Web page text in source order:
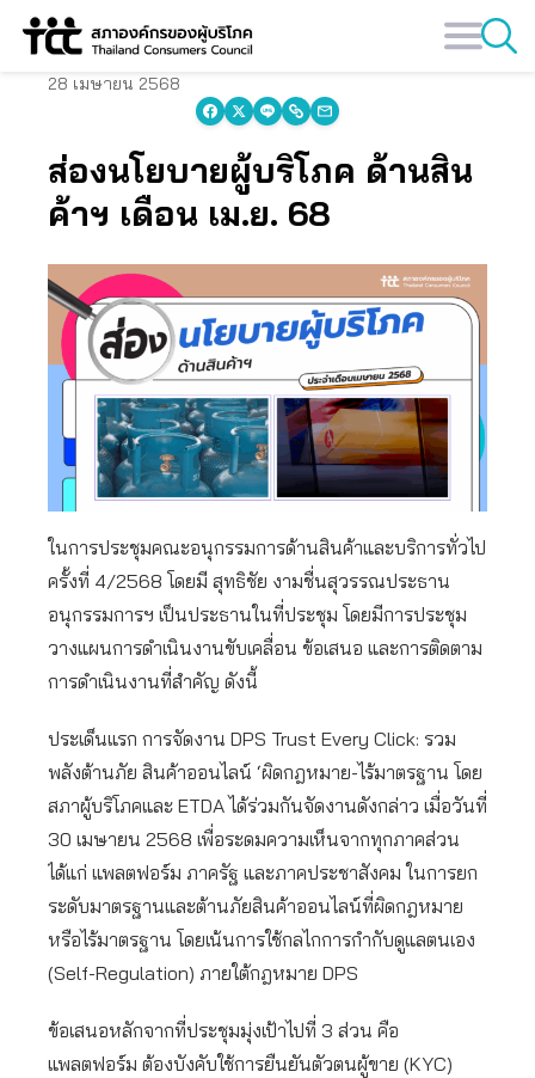
Skip
28 เมษายน 2568
ส่องนโยบายผู้บริโภค ด้านสิน
ค้าฯ เดือน เม.ย. 68
ในการประชุมคณะอนุกรรมการด้านสินค้าและบริการทั่วไป
ครั้งที่ 4/2568 โดยมี สุทธิชัย งามชื่นสุวรรณประธาน
อนุกรรมการฯ เป็นประธานในที่ประชุม โดยมีการประชุม
วางแผนการดำเนินงานขับเคลื่อน ข้อเสนอ และการติดตาม
การดำเนินงานที่สำคัญ ดังนี้
ประเด็นแรก การจัดงาน DPS Trust Every Click: รวม
พลังต้านภัย สินค้าออนไลน์ ‘ผิดกฎหมาย-ไร้มาตรฐาน โดย
สภาผู้บริโภคและ ETDA ได้ร่วมกันจัดงานดังกล่าว เมื่อวันที่
30 เมษายน 2568 เพื่อระดมความเห็นจากทุกภาคส่วน
ได้แก่ แพลตฟอร์ม ภาครัฐ และภาคประชาสังคม ในการยก
ระดับมาตรฐานและต้านภัยสินค้าออนไลน์ที่ผิดกฎหมาย
หรือไร้มาตรฐาน โดยเน้นการใช้กลไกการกำกับดูแลตนเอง
(Self-Regulation) ภายใต้กฎหมาย DPS
ข้อเสนอหลักจากที่ประชุมมุ่งเป้าไปที่ 3 ส่วน คือ
แพลตฟอร์ม ต้องบังคับใช้การยืนยันตัวตนผู้ขาย (KYC)